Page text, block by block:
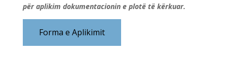
për aplikim dokumentacionin e plotë të kërkuar.
Forma e Aplikimit